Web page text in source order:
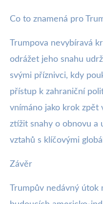
Co to znamená pro
Trumpova nevybíravá
odrážet jeho snahu
svými příznivci, kdy
přístup k zahraniční
vnímáno jako krok zpět
ztížit snahy o obnovu a
vztahů s klíčovými
Závěr
Trumpův nedávný útok